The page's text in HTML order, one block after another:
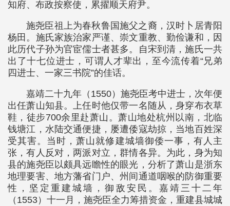
知府、布政按察使，累擢顺天府尹。
施尧臣祖上为春秋鲁国施父之裔，汉时卜居青阳
杨田。施氏家族治家严谨、崇文重教、勤俭谦和，因
此历代子孙为官宦儒士者甚多。自宋到清，施氏一共
出了十七位进士，可谓人才辈出，至今流传着“兄弟
四进士、一家三书院”的佳话。
嘉靖二十九年（1550）施尧臣考中进士，次年便
出任萧山知县。上任时他仅带一名随从，身穿布衣草
鞋，徒步700余里赴萧山。萧山地处杭州以南，北临
钱塘江，水陆交通便捷，屡遭倭寇劫掠，当地百姓深
受其害。当时，萧山就修建城墙御倭一事，有人主
张，有人反对，两派对立，群情各异。为此，身为知
县的施尧臣以颇具远瞻性的眼光，分析了萧山是浙东
地理要害、地方藩省门户、州间通道咽喉的防御重要
性，坚定重建城墙，御敌安民。嘉靖三十二年
（1553）十一月，施尧臣全力筹措资金，重建县城城